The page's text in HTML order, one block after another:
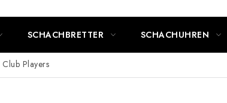
SCHACHBRETTER SCHACHUHREN
Players